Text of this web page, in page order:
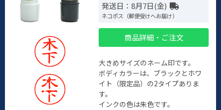
発送日：8月7日(金)
ネコポス（郵便受けへお届け）
商品詳細・ご注文
大きめサイズのネーム印です。
ボディカラーは、ブラックとホワ
イト（限定品）の2タイプありま
す。
インクの色は朱色です。